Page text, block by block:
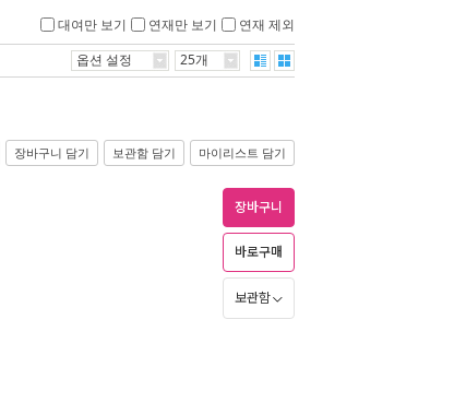
대여만 보기 연재만 보기 연재 제외
옵션 설정 25개
장바구니 담기 보관함 담기 마이리스트 담기
장바구니
바로구매
보관함